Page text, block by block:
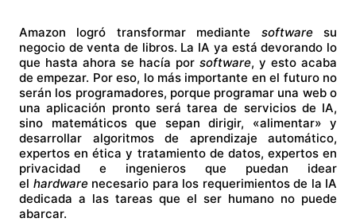
Amazon logró transformar mediante softwaresu
negocio de venta de libros. La IA ya está devorando lo
que hasta ahora se hacía por software, y esto acaba
de empezar. Por eso, lo más importante en el futuro no
serán los programadores, porque programar una web o
una aplicación pronto será tarea de servicios de IA,
sino matemáticos que sepan dirigir, «alimentar» y
desarrollar algoritmos de aprendizaje automático,
expertos en ética y tratamiento de datos, expertos en
privacidad e ingenieros que puedan idear
el hardwarenecesario para los requerimientos de la IA
dedicada a las tareas que el ser humano no puede
abarcar.